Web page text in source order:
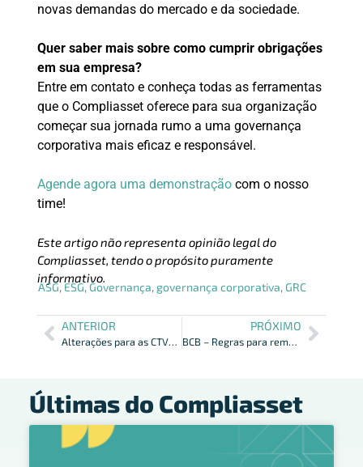
novas demandas do mercado e da sociedade.
Quer saber mais sobre como cumprir obrigações
em sua empresa?
Entre em contato e conheça todas as ferramentas
que o Compliasset oferece para sua organização
começar sua jornada rumo a uma governança
corporativa mais eficaz e responsável.
Agende agora uma demonstraçãocom o nosso
time!
Este artigo não representa opinião legal do
Compliasset, tendo o propósito puramente
informativo.
ASG, ESG,Governança, governança corporativa, GRC
ANTERIOR
Alterações para as CTVMs, DTVMs e SCCs serão concretizadas
PRÓXIMO
BCB – Regras para remessa de informações sobre Riscos Socio-Ambientais
Últimas do Compliasset